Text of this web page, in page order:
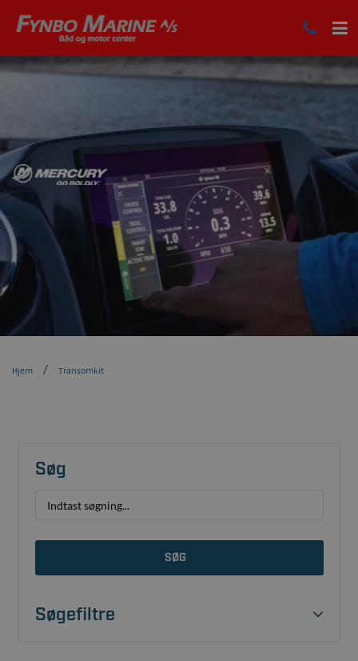
Hjem Transomkit
Søg
SØG
Søgefiltre